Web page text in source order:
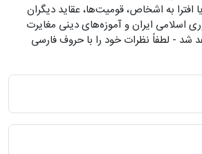
افترا به اشخاص، قومیت‌ها، عقاید دیگران
اسلامی ایران و آموزه‌های دینی مغایرت
شد - لطفاً نظرات خود را با حروف فارسی